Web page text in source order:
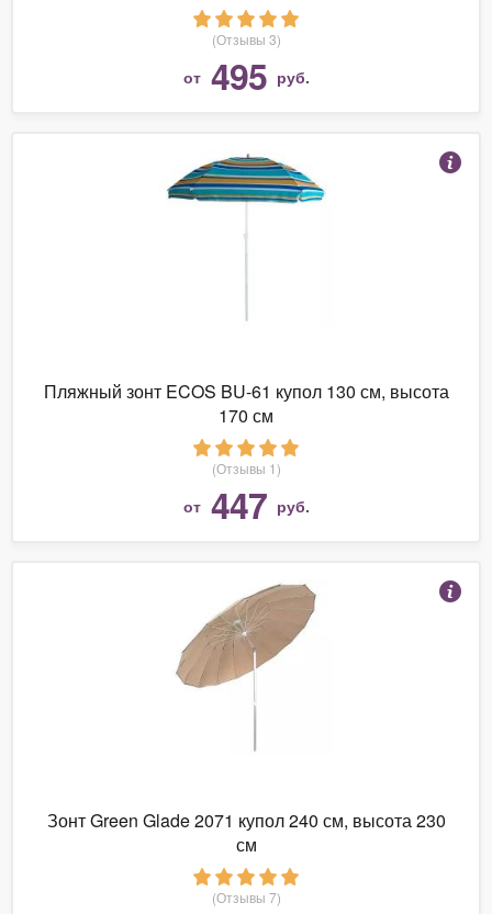
(Отзывы 3)
от 495 руб.
Пляжный зонт ECOS BU-61 купол 130 см, высота
170 см
(Отзывы 1)
от 447 руб.
Зонт Green Glade 2071 купол 240 см, высота 230
см
(Отзывы 7)